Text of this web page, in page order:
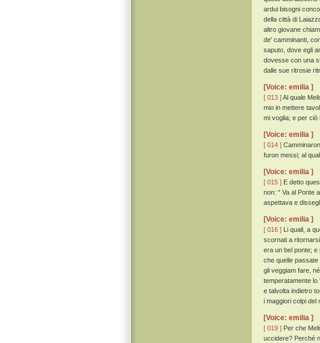
ardui bisogni
della città di
altro giovane
de' camminanti,
saputo, dove egli
dovesse con una
dalle sue ritrosie
[Voice: emilia ]
[ 013 ]Al quale
mio in mettere
mi voglia; e per
[Voice: emilia ]
[ 014 ]
furon messi; al
[Voice: emilia ]
[ 015 ] E detto
non: “ Va al Ponte
aspettava e
[Voice: emilia ]
[ 016 ] Li quali, a
scornati a
era un bel ponte;
che quelle passate
gli veggiam fare,
temperatamente lo
e talvolta indietro
i maggiori colpi del
[Voice: emilia ]
[ 019 ] Per che
uccidere? Perché